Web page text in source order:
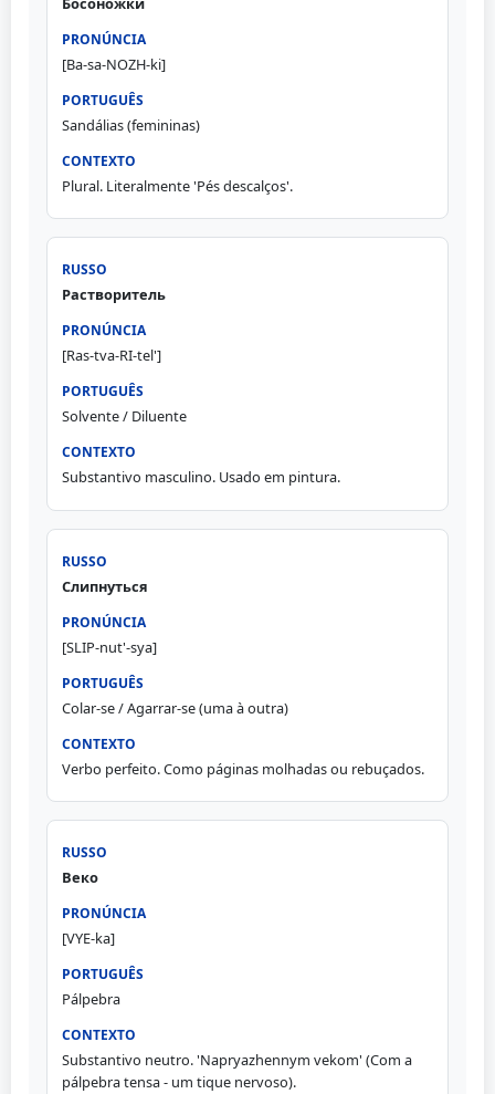
[Ba-sa-NOZH-ki]
Sandálias (femininas)
Plural. Literalmente 'Pés descalços'.
Растворитель
[Ras-tva-RI-tel']
Solvente / Diluente
Substantivo masculino. Usado em pintura.
Слипнуться
[SLIP-nut'-sya]
Colar-se / Agarrar-se (uma à outra)
Verbo perfeito. Como páginas molhadas ou rebuçados.
Веко
[VYE-ka]
Pálpebra
Substantivo neutro. 'Napryazhennym vekom' (Com a
pálpebra tensa - um tique nervoso).